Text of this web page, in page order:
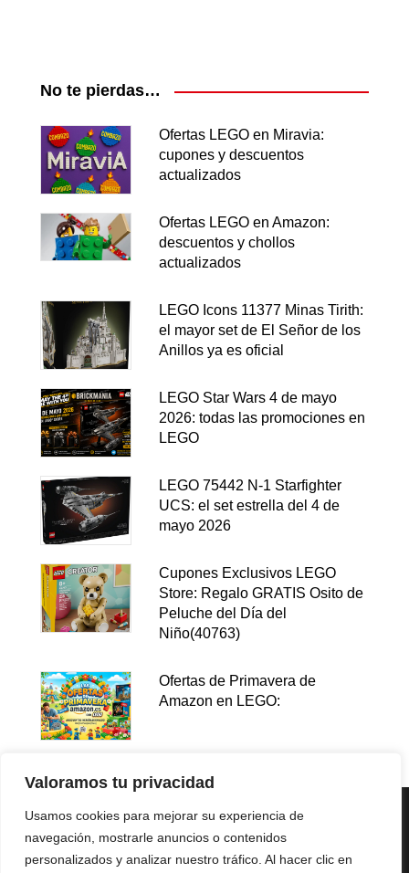
Valoramos tu privacidad
Usamos cookies para mejorar su experiencia de
navegación, mostrarle anuncios o contenidos
personalizados y analizar nuestro tráfico. Al hacer clic en
No te pierdas…
Ofertas LEGO en Miravia:
cupones y descuentos
actualizados
Ofertas LEGO en Amazon:
descuentos y chollos
actualizados
LEGO Icons 11377 Minas Tirith:
el mayor set de El Señor de los
Anillos ya es oficial
LEGO Star Wars 4 de mayo
2026: todas las promociones en
LEGO
LEGO 75442 N-1 Starfighter
UCS: el set estrella del 4 de
mayo 2026
Cupones Exclusivos LEGO
Store: Regalo GRATIS Osito de
Peluche del Día del
Niño(40763)
Ofertas de Primavera de
Amazon en LEGO: